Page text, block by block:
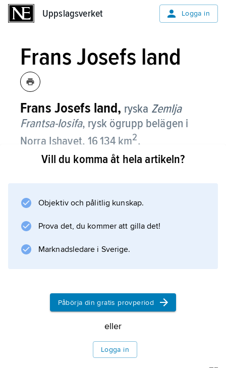
Uppslagsverket Logga in
Frans Josefs land
Frans Josefs land, ryska Zemlja
Frantsa-Iosifa, rysk ögrupp belägen i
Norra Ishavet, 16 134 km2.
Den består av 191 öar fördelade på tre
85 % täckta av is. Ur istäcket sticker talrika
mest 620 m. Klimatet är kärvt,
sommarmedeltemperaturen är +1 °C och
Information om artikeln
Vill du komma åt hela artikeln?
Objektiv och pålitlig kunskap.
Prova det, du kommer att gilla det!
Marknadsledare i Sverige.
Påbörja din gratis provperiod
eller
Logga in